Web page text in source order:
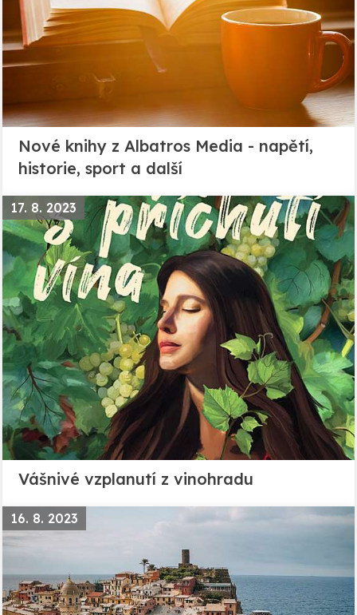
Nové knihy z Albatros Media - napětí,
historie, sport a další
17. 8. 2023
Vášnivé vzplanutí z vinohradu
16. 8. 2023